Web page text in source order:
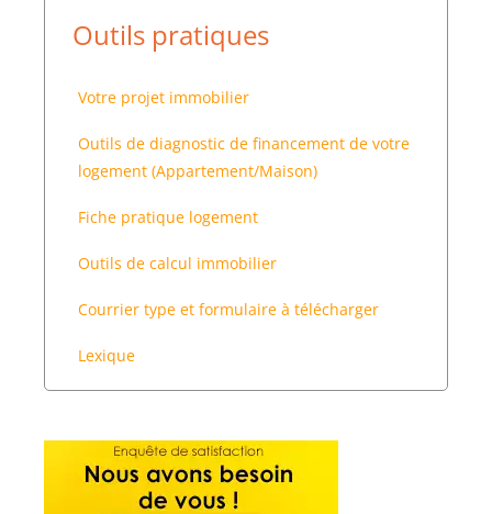
Outils pratiques
Votre projet immobilier
Outils de diagnostic de financement de votre
logement (Appartement/Maison)
Fiche pratique logement
Outils de calcul immobilier
Courrier type et formulaire à télécharger
Lexique